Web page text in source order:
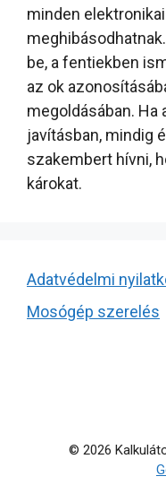
minden
be, a fentiekben
az ok
megoldásában. Ha
javításban, mindig
szakembert hívni,
károkat.
Adatvédelmi
Mosógép szerelés
© 2026